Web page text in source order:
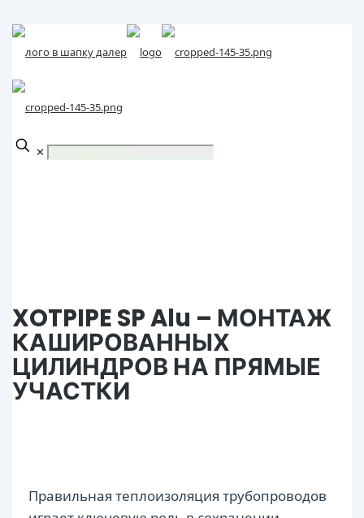
✕
XOTPIPE SP Alu – МОНТАЖ
КАШИРОВАННЫХ
ЦИЛИНДРОВ НА ПРЯМЫЕ
УЧАСТКИ
Правильная теплоизоляция трубопроводов